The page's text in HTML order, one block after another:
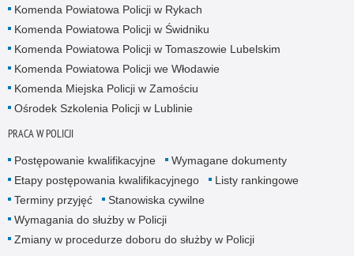
Komenda Powiatowa Policji w Rykach
Komenda Powiatowa Policji w Świdniku
Komenda Powiatowa Policji w Tomaszowie Lubelskim
Komenda Powiatowa Policji we Włodawie
Komenda Miejska Policji w Zamościu
Ośrodek Szkolenia Policji w Lublinie
PRACA W POLICJI
Postępowanie kwalifikacyjne
Wymagane dokumenty
Etapy postępowania kwalifikacyjnego
Listy rankingowe
Terminy przyjęć
Stanowiska cywilne
Wymagania do służby w Policji
Zmiany w procedurze doboru do służby w Policji